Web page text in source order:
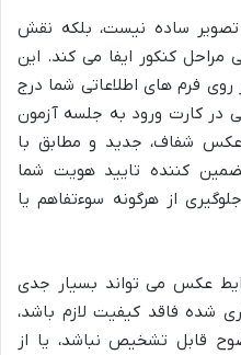
ساده نیست، بلکه نقش
مراحل کنکور ایفا می کند. این
روی فرم های اطلاعاتی شما درج
در کارت ورود به جلسه آزمون
شفاف، جدید و مطابق با
کننده تایید هویت شما
از هرگونه سوءتفاهم یا
عکس می تواند بسیار جدی
شده فاقد کیفیت لازم باشد،
قابل تشخیص نباشد، یا از